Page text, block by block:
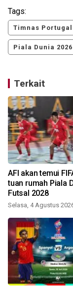
Tags:
Timnas Portugal
Piala Dunia 2026
Terkait
AFI akan temui
tuan rumah Piala
Futsal 2028
Selasa, 4 Agustus